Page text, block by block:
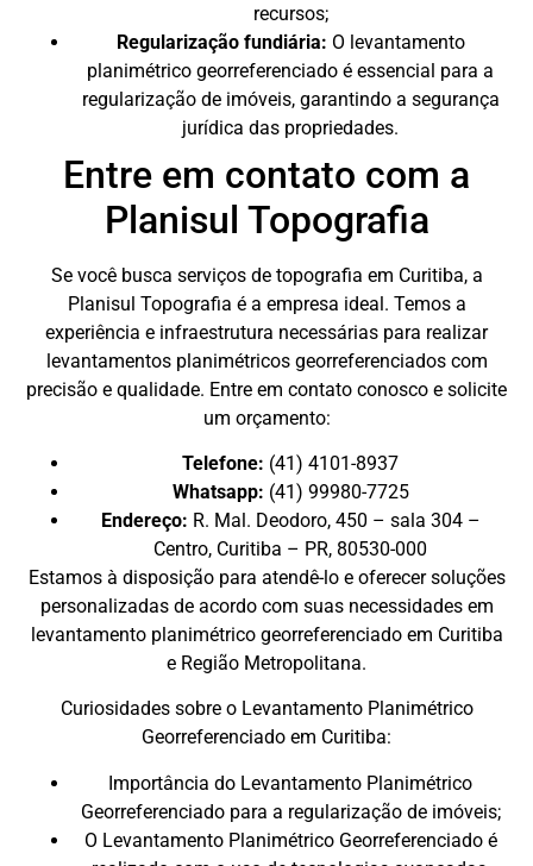
recursos;
Regularização fundiária: O levantamento
planimétrico georreferenciado é essencial para a
regularização de imóveis, garantindo a segurança
jurídica das propriedades.
Entre em contato com a
Planisul Topografia
Se você busca serviços de topografia em Curitiba, a
Planisul Topografia é a empresa ideal. Temos a
experiência e infraestrutura necessárias para realizar
levantamentos planimétricos georreferenciados com
precisão e qualidade. Entre em contato conosco e solicite
um orçamento:
Telefone: (41) 4101-8937
Whatsapp: (41) 99980-7725
Endereço: R. Mal. Deodoro, 450 – sala 304 –
Centro, Curitiba – PR, 80530-000
Estamos à disposição para atendê-lo e oferecer soluções
personalizadas de acordo com suas necessidades em
levantamento planimétrico georreferenciado em Curitiba
e Região Metropolitana.
Curiosidades sobre o Levantamento Planimétrico
Georreferenciado em Curitiba:
Importância do Levantamento Planimétrico
Georreferenciado para a regularização de imóveis;
O Levantamento Planimétrico Georreferenciado é